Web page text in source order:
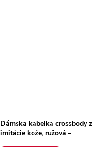
Dámska kabelka crossbody z
imitácie kože, ružová –